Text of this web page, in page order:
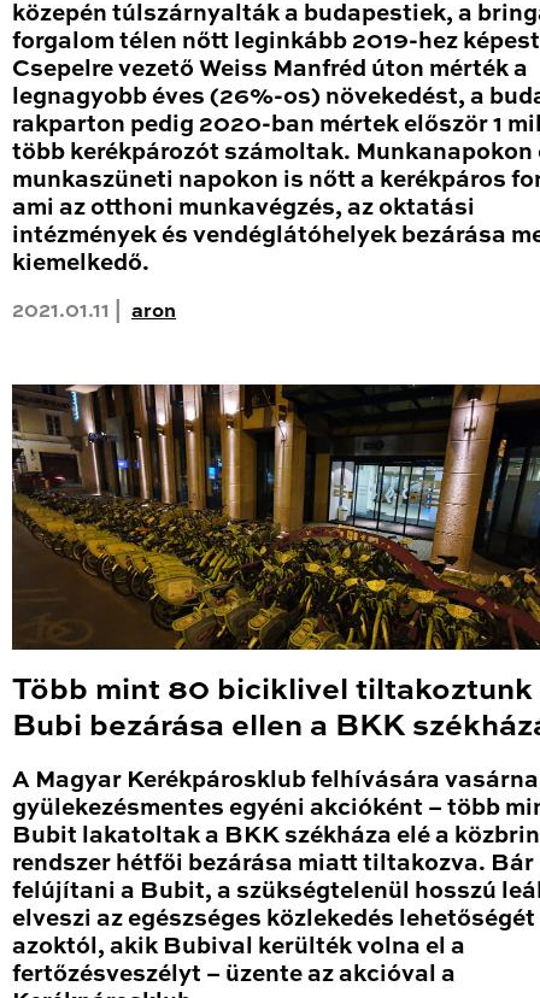
közepén túlszárnyalták a budapestiek, a
forgalom télen nőtt leginkább 2019-hez
Csepelre vezető Weiss Manfréd úton mérték a
legnagyobb éves (26%-os) növekedést, a
rakparton pedig 2020-ban mértek először 1
több kerékpározót számoltak. Munkanapokon
munkaszüneti napokon is nőtt a kerékpáros
ami az otthoni munkavégzés, az oktatási
intézmények és vendéglátóhelyek bezárása
kiemelkedő.
2021.01.11 | aron
Több mint 80 biciklivel tiltakoztunk
Bubi bezárása ellen a BKK
A Magyar Kerékpárosklub felhívására
gyülekezésmentes egyéni akcióként – több
Bubit lakatoltak a BKK székháza elé a
rendszer hétfői bezárása miatt tiltakozva. Bár
felújítani a Bubit, a szükségtelenül hosszú
elveszi az egészséges közlekedés lehetőségét
azoktól, akik Bubival kerülték volna el a
fertőzésveszélyt – üzente az akcióval a